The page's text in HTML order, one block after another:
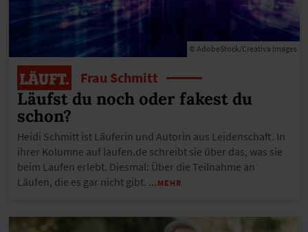
© AdobeStock/Creativa Images
Frau Schmitt
Läufst du noch oder fakest du
schon?
Heidi Schmitt ist Läuferin und Autorin aus Leidenschaft. In
ihrer Kolumne auf laufen.de schreibt sie über das, was sie
beim Laufen erlebt. Diesmal: Über die Teilnahme an
Läufen, die es gar nicht gibt. …MEHR